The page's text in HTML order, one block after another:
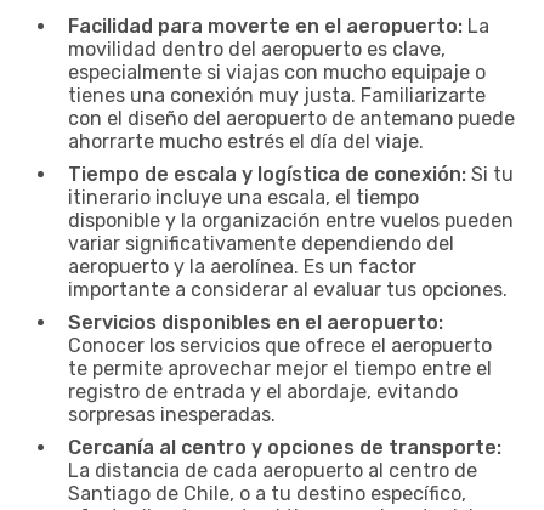
Facilidad para moverte en el aeropuerto: La
movilidad dentro del aeropuerto es clave,
especialmente si viajas con mucho equipaje o
tienes una conexión muy justa. Familiarizarte
con el diseño del aeropuerto de antemano puede
ahorrarte mucho estrés el día del viaje.
Tiempo de escala y logística de conexión: Si tu
itinerario incluye una escala, el tiempo
disponible y la organización entre vuelos pueden
variar significativamente dependiendo del
aeropuerto y la aerolínea. Es un factor
importante a considerar al evaluar tus opciones.
Servicios disponibles en el aeropuerto:
Conocer los servicios que ofrece el aeropuerto
te permite aprovechar mejor el tiempo entre el
registro de entrada y el abordaje, evitando
sorpresas inesperadas.
Cercanía al centro y opciones de transporte:
La distancia de cada aeropuerto al centro de
Santiago de Chile, o a tu destino específico,